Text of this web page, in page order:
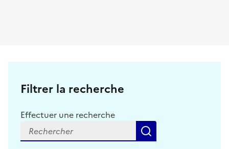
Filtrer la recherche
Effectuer une recherche